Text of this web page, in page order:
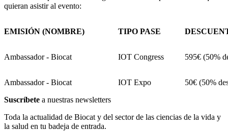
quieran asistir al evento:
EMISIÓN (NOMBRE) TIPO PASE
Ambassador - Biocat IOT Congress 595€ (50%
Ambassador - Biocat IOT Expo
50€ (50%
Suscríbete a nuestras newsletters
Toda la actualidad de Biocat y del sector de las ciencias de la vida y
la salud en tu badeja de entrada.